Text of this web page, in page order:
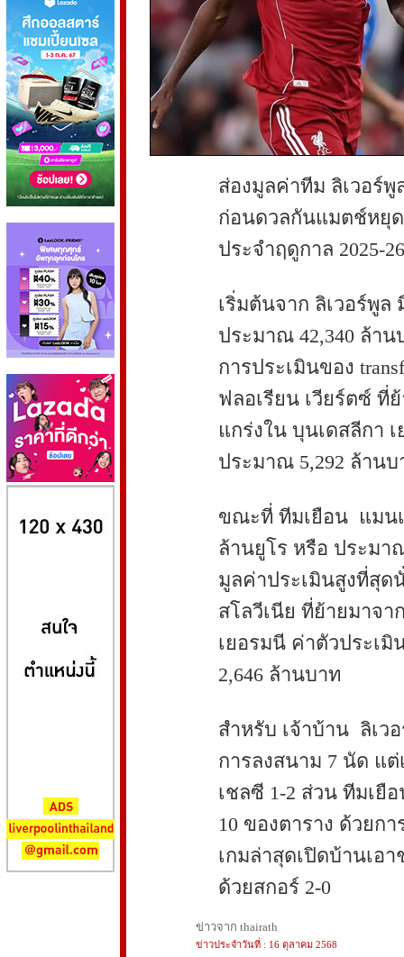
ส่องมูลค่าทีม ลิเวอร์
ก่อนดวลกันแมตช์หยุ
ประจำฤดูกาล 2025-26
เริ่มต้นจาก ลิเวอร์พูล
ประมาณ 42,340 ล้า
การประเมินของ
ฟลอเรียน เวียร์ตซ์ ที่
แกร่งใน บุนเดสลีกา
ประมาณ 5,292 ล้านบ
ขณะที่ ทีมเยือน แมนเ
ล้านยูโร หรือ ประมา
มูลค่าประเมินสูงที่สุด
สโลวีเนีย ที่ย้ายมาจ
เยอรมนี ค่าตัวประเ
2,646 ล้านบาท
สำหรับ เจ้าบ้าน ลิเว
การลงสนาม 7 นัด แ
เชลซี 1-2 ส่วน ทีมเยื
10 ของตาราง ด้วยก
เกมล่าสุดเปิดบ้านเอ
ด้วยสกอร์ 2-0
ข่าวจาก thairath
ข่าวประจำวันที่ : 16 ตุลาคม 2568